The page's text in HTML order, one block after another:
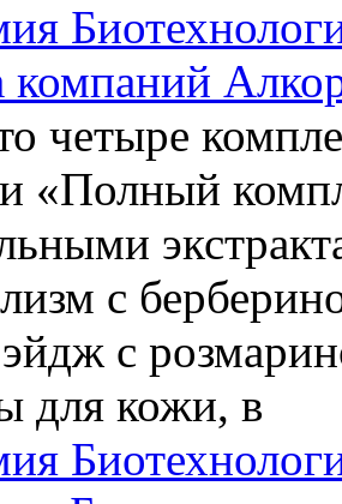
компаний
четыре
«Полный
с
с
для кожи, в